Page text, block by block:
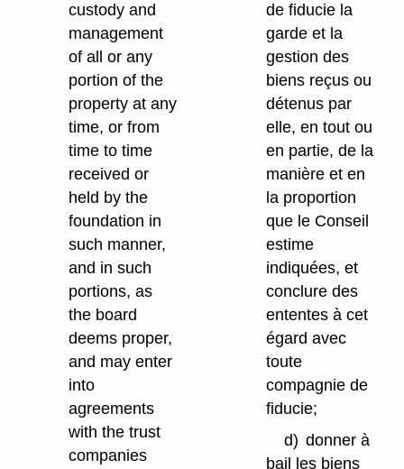
custody and
management
of all or any
portion of the
property at any
time, or from
time to time
received or
held by the
foundation in
such manner,
and in such
portions, as
the board
deems proper,
and may enter
into
agreements
with the trust
companies
de fiducie la
garde et la
gestion des
biens reçus ou
détenus par
elle, en tout ou
en partie, de la
manière et en
la proportion
que le Conseil
estime
indiquées, et
conclure des
ententes à cet
égard avec
toute
compagnie de
fiducie;
d) donner à
bail les biens